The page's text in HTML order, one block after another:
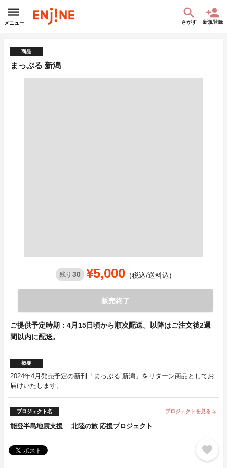
メニュー さがす 新規登録
商品
まっぷる 新潟
残り 30 ¥5,000 (税込/送料込)
販売終了
ご提供予定時期：4月15日頃から順次配送。以降はご注文後2週
間以内に配送。
概要
2024年4月発売予定の新刊「まっぷる 新潟」をリターン商品としてお
届けいたします。
プロジェクト名 プロジェクトを見る arrow_forward
能登半島地震支援 北陸の旅 応援プロジェクト
favorite